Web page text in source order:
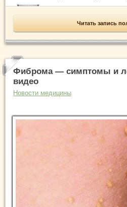
Читать запись
Фиброма — симптомы и
видео
Новости медицины